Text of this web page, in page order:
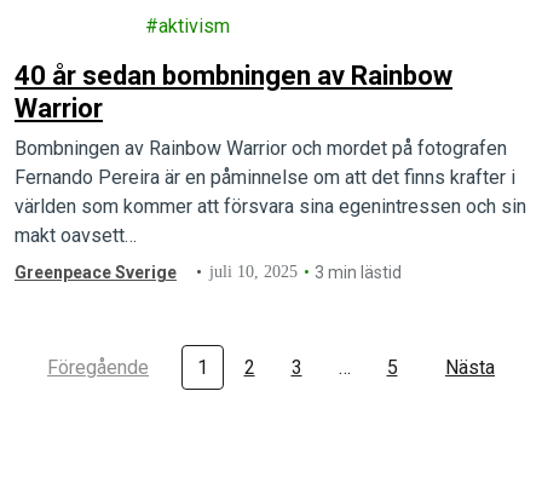
aktivism
40 år sedan bombningen av Rainbow
Warrior
Bombningen av Rainbow Warrior och mordet på fotografen
Fernando Pereira är en påminnelse om att det finns krafter i
världen som kommer att försvara sina egenintressen och sin
makt oavsett…
Greenpeace Sverige juli 10, 2025 3 min lästid
Föregående 1 2 3 … 5 Nästa